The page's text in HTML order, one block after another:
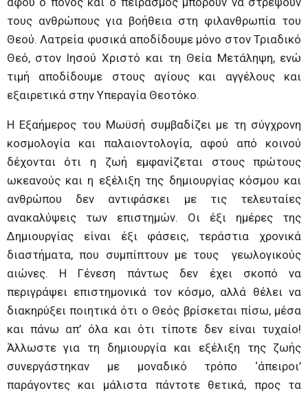
τους ανθρώπους για βοήθεια στη φιλανθρωπία του
Θεού. Λατρεία φυσικά αποδίδουμε μόνο στον Τριαδικό
Θεό, στον Ιησού Χριστό και τη Θεία Μετάληψη, ενώ
τιμή αποδίδουμε στους αγίους και αγγέλους και
εξαιρετικά στην Υπεραγία Θεοτόκο.
Η Εξαήμερος του Μωϋσή συμβαδίζει με τη σύγχρονη
κοσμολογία και παλαιοντολογία, αφού από κοινού
δέχονται ότι η ζωή εμφανίζεται στους πρώτους
ωκεανούς και η εξέλιξη της δημιουργίας κόσμου και
ανθρώπου δεν αντιφάσκει με τις τελευταίες
ανακαλύψεις των επιστημών. Οι έξι ημέρες της
Δημιουργίας είναι έξι φάσεις, τεράστια χρονικά
διαστήματα, που συμπίπτουν με τους γεωλογικούς
αιώνες. Η Γένεση πάντως δεν έχει σκοπό να
περιγράψει επιστημονικά τον κόσμο, αλλά θέλει να
διακηρύξει ποιητικά ότι ο Θεός βρίσκεται πίσω, μέσα
και πάνω απ’ όλα και ότι τίποτε δεν είναι τυχαίο!
Άλλωστε για τη δημιουργία και εξέλιξη της ζωής
συνεργάστηκαν με μοναδικό τρόπο ‘άπειροι’
παράγοντες και μάλιστα πάντοτε θετικά, προς τα